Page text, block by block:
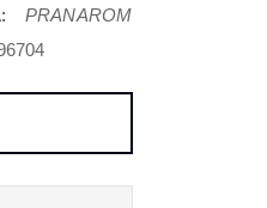
PRANAROM